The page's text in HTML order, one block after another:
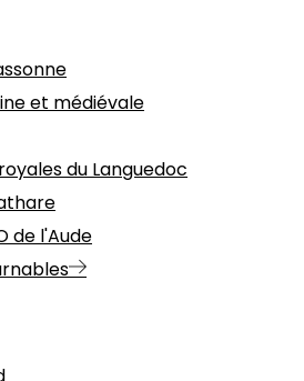
et médiévale
du Languedoc
de l'Aude